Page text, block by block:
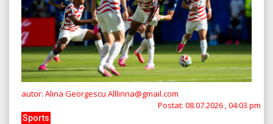
autor: Alina Georgescu Alllinna@gmail.com
Postat: 08.07.2026 , 04:03 pm
Sports